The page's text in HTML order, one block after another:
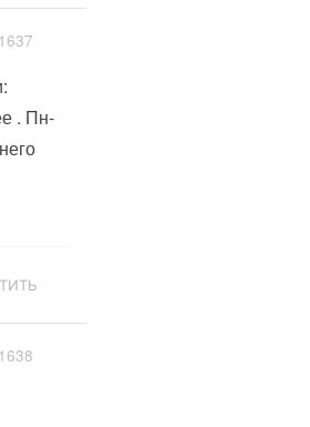
. Пн-